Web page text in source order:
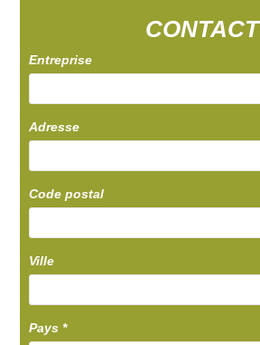
CONTACT
Entreprise
Adresse
Code postal
Ville
Pays*